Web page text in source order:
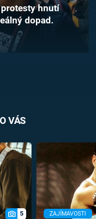
hnutí
dopad.
VÁS
5 ZAJÍMAVOSTI